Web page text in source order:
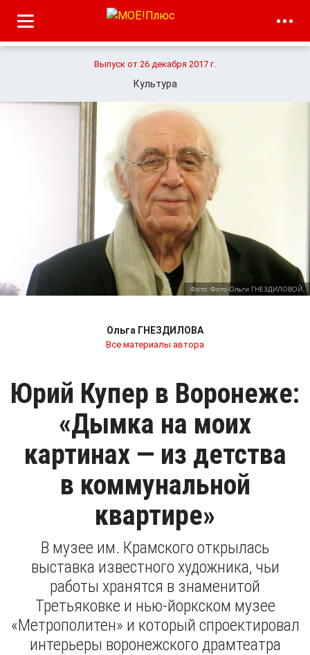
Выпуск от 26 декабря 2017 г.
Культура
Фото: Фото Ольги ГНЕЗДИЛОВОЙ.
Ольга ГНЕЗДИЛОВА
Все материалы автора
Юрий Купер в Воронеже:
«Дымка на моих
картинах — из детства
в коммунальной
квартире»
В музее им. Крамского открылась
выставка известного художника, чьи
работы хранятся в знаменитой
Третьяковке и нью-йоркском музее
«Метрополитен» и который спроектировал
интерьеры воронежского драмтеатра